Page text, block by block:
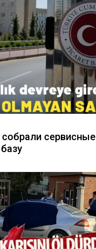
сервисные